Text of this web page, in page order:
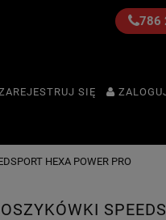
786
SIĘ
HEXA POWER PRO